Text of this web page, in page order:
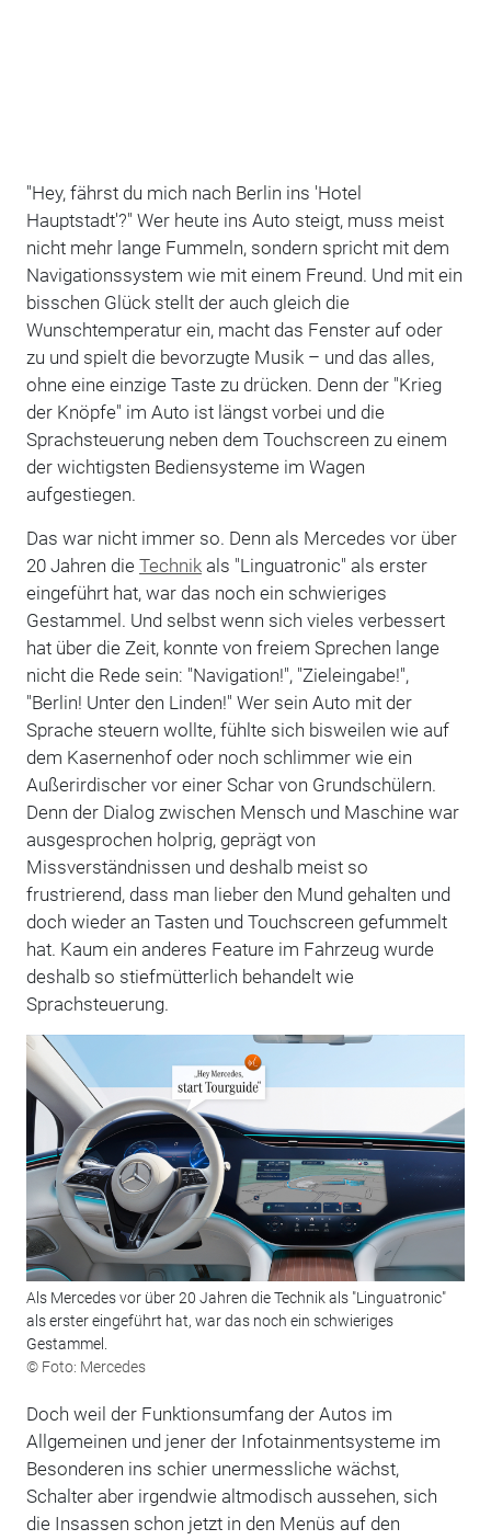
"Hey, fährst du mich nach Berlin ins 'Hotel
Hauptstadt'?" Wer heute ins Auto steigt, muss meist
nicht mehr lange Fummeln, sondern spricht mit dem
Navigationssystem wie mit einem Freund. Und mit ein
bisschen Glück stellt der auch gleich die
Wunschtemperatur ein, macht das Fenster auf oder
zu und spielt die bevorzugte Musik – und das alles,
ohne eine einzige Taste zu drücken. Denn der "Krieg
der Knöpfe" im Auto ist längst vorbei und die
Sprachsteuerung neben dem Touchscreen zu einem
der wichtigsten Bediensysteme im Wagen
aufgestiegen.
Das war nicht immer so. Denn als Mercedes vor über
20 Jahren die Technikals "Linguatronic" als erster
eingeführt hat, war das noch ein schwieriges
Gestammel. Und selbst wenn sich vieles verbessert
hat über die Zeit, konnte von freiem Sprechen lange
nicht die Rede sein: "Navigation!", "Zieleingabe!",
"Berlin! Unter den Linden!" Wer sein Auto mit der
Sprache steuern wollte, fühlte sich bisweilen wie auf
dem Kasernenhof oder noch schlimmer wie ein
Außerirdischer vor einer Schar von Grundschülern.
Denn der Dialog zwischen Mensch und Maschine war
ausgesprochen holprig, geprägt von
Missverständnissen und deshalb meist so
frustrierend, dass man lieber den Mund gehalten und
doch wieder an Tasten und Touchscreen gefummelt
hat. Kaum ein anderes Feature im Fahrzeug wurde
deshalb so stiefmütterlich behandelt wie
Sprachsteuerung.
Als Mercedes vor über 20 Jahren die Technik als "Linguatronic"
als erster eingeführt hat, war das noch ein schwieriges
Gestammel.
© Foto: Mercedes
Doch weil der Funktionsumfang der Autos im
Allgemeinen und jener der Infotainmentsysteme im
Besonderen ins schier unermessliche wächst,
Schalter aber irgendwie altmodisch aussehen, sich
die Insassen schon jetzt in den Menüs auf den